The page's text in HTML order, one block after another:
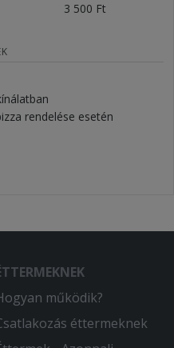
3 500 Ft
rendelése esetén
működik?
éttermeknek